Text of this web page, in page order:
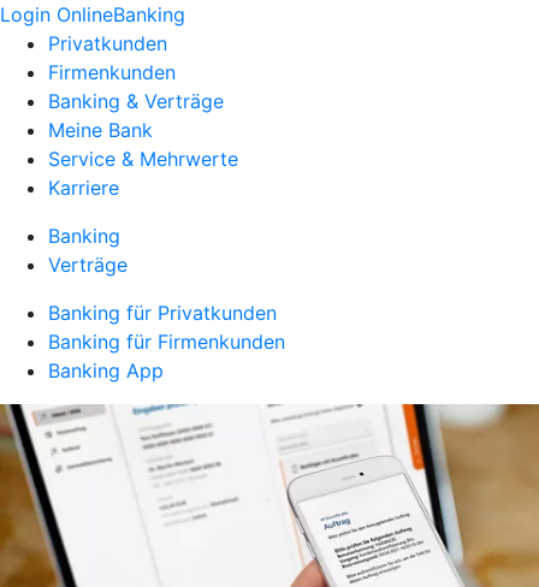
Login OnlineBanking
Privatkunden
Firmenkunden
Banking & Verträge
Meine Bank
Service & Mehrwerte
Karriere
Banking
Verträge
Banking für Privatkunden
Banking für Firmenkunden
Banking App